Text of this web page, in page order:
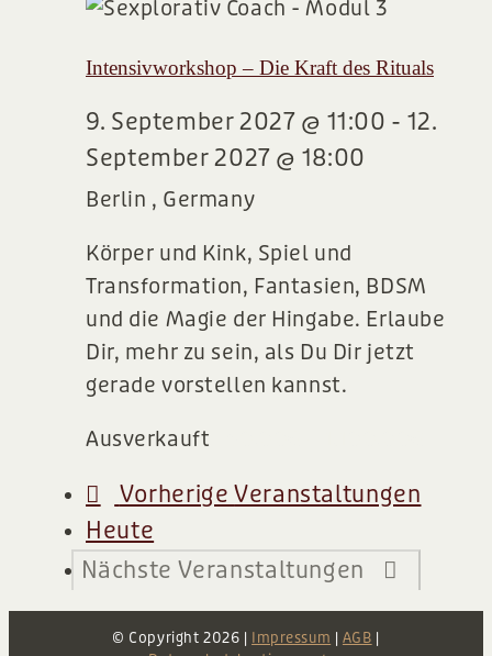
Intensivworkshop – Die Kraft des Rituals
9. September 2027 @ 11:00 - 12.
September 2027 @ 18:00
Berlin , Germany
Körper und Kink, Spiel und
Transformation, Fantasien, BDSM
und die Magie der Hingabe. Erlaube
Dir, mehr zu sein, als Du Dir jetzt
gerade vorstellen kannst.
Ausverkauft
VorherigeVeranstaltungen
Heute
Nächste Veranstaltungen
© Copyright2026 | Impressum | AGB |